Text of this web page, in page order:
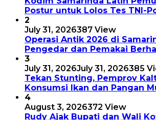
Postur untuk Lolos Tes TNI-
2
July 31, 2026387 View
Operasi Antik 2026 di
Pengedar dan Pemakai
3
July 31, 2026July 31, 2026385
Tekan Stunting, Pemprov
Konsumsi Ikan dan Pangan
4
August 3, 2026372 View
Rudy Ajak Bupati dan Wali